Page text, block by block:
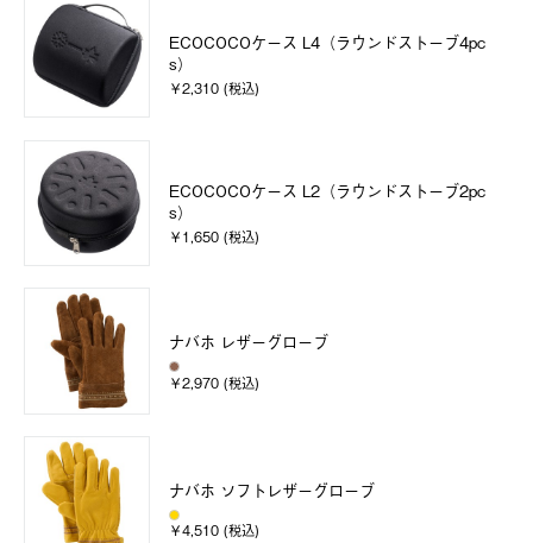
ECOCOCOケース L4（ラウンドストーブ4pc
s）
￥2,310 (税込)
ECOCOCOケース L2（ラウンドストーブ2pc
s）
￥1,650 (税込)
ナバホ レザーグローブ
￥2,970 (税込)
ナバホ ソフトレザーグローブ
￥4,510 (税込)